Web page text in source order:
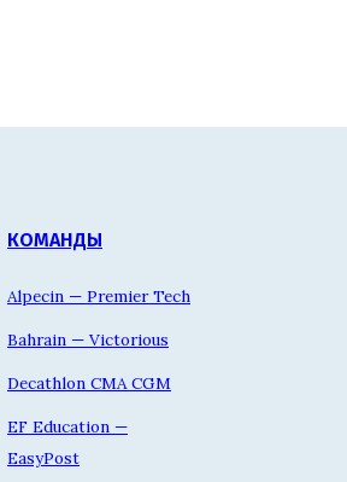
КОМАНДЫ
Alpecin — Premier Tech
Bahrain — Victorious
Decathlon CMA CGM
EF Education —
EasyPost